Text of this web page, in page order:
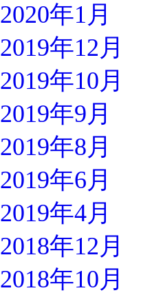
2020年1月
2019年12月
2019年10月
2019年9月
2019年8月
2019年6月
2019年4月
2018年12月
2018年10月